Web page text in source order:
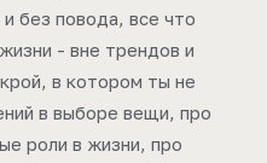
без повода, все что
- вне трендов и
в котором ты не
в выборе вещи, про
роли в жизни, про